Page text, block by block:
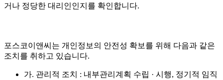
거나 정당한 대리인인지를 확인합니다.
포스코이앤씨는 개인정보의 안전성 확보를 위해 다음과 같은
조치를 취하고 있습니다.
가. 관리적 조치 : 내부관리계획 수립 · 시행, 정기적 임직